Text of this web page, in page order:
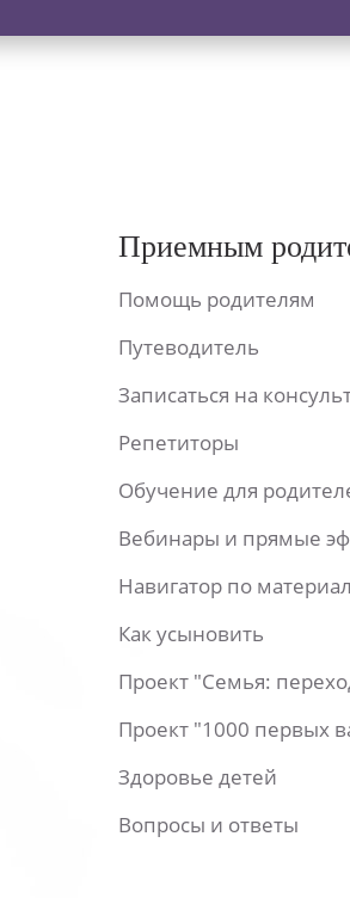
Приемным
Помощь родителям
Путеводитель
Записаться на
Репетиторы
Обучение для
Вебинары и прямые
Навигатор по
Как усыновить
Проект "Семья:
Проект "1000 первых
Здоровье детей
Вопросы и ответы